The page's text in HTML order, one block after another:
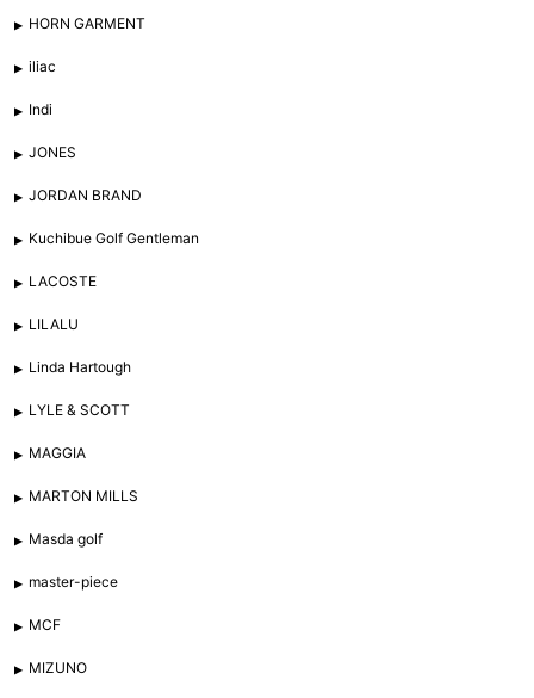
HORN GARMENT
iliac
Indi
JONES
JORDAN BRAND
Kuchibue Golf Gentleman
LACOSTE
LILALU
Linda Hartough
LYLE & SCOTT
MAGGIA
MARTON MILLS
Masda golf
master-piece
MCF
MIZUNO